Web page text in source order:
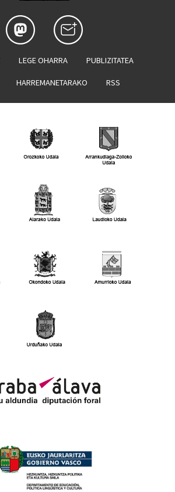
LEGE OHARRA PUBLIZITATEA
HARREMANETARAKO RSS